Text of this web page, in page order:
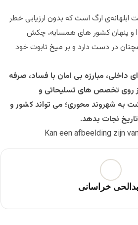
ابلهانه‌ی ارگ است که بدون ارزیابی خطر
و پنهان کشور های همسایه، چکش
در دست دارد و بر میخ تابوت خود
داخلی، مبارزه بی امان با فساد، صرفه
روی تخصص های تسلیحاتی و
به شهروند محوری؛ می تواند کشور و
تاریخ نجات بدهد.
خراسانی